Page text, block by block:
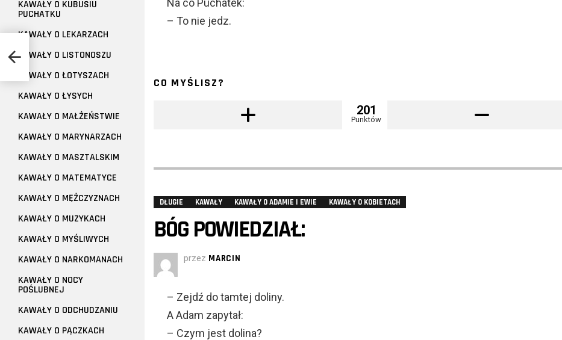
Na co Puchatek:
– To nie jedz.
CO MYŚLISZ?
201
Punktów
DŁUGIE KAWAŁY KAWAŁY O ADAMIE I EWIE KAWAŁY O KOBIETACH
BÓG POWIEDZIAŁ:
przez MARCIN
– Zejdź do tamtej doliny.
A Adam zapytał:
– Czym jest dolina?
KAWAŁY O KUBUSIU
PUCHATKU
KAWAŁY O LEKARZACH
KAWAŁY O LISTONOSZU
KAWAŁY O ŁOTYSZACH
KAWAŁY O ŁYSYCH
KAWAŁY O MAŁŻEŃSTWIE
KAWAŁY O MARYNARZACH
KAWAŁY O MASZTALSKIM
KAWAŁY O MATEMATYCE
KAWAŁY O MĘŻCZYZNACH
KAWAŁY O MUZYKACH
KAWAŁY O MYŚLIWYCH
KAWAŁY O NARKOMANACH
KAWAŁY O NOCY
POŚLUBNEJ
KAWAŁY O ODCHUDZANIU
KAWAŁY O PĄCZKACH